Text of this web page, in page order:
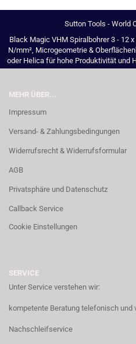
Sutton Tools - World
Black Magic VHM Spiralbohrer 3 - 12
N/mm², Microgeometrie &
oder Helica für hohe Produktivität und
MEHR ÜBER...
Impressum
Versand- & Zahlungsbedingungen
Widerrufsrecht & Widerrufsformular
AGB
Privatsphäre und Datenschutz
Callback Service
Cookie Einstellungen
SERVICE
Unter Service verstehen wir:
kompetente Beratung telefonisch und
Nachschleifservice